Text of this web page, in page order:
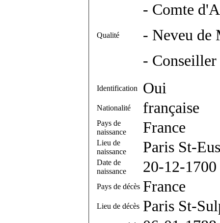
Qualité
- Comte
- Neveu de
- Conseiller
Identification Oui
Nationalité française
Pays de
naissance
France
Lieu de
naissance
Paris St-
Date de
naissance
20-12-1700
Pays de décès France
Lieu de décès Paris St-